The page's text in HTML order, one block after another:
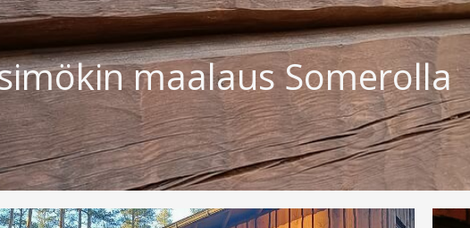
maalaus Somerolla